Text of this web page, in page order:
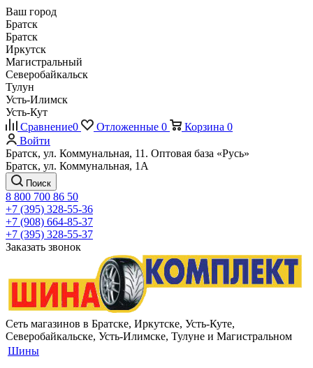
Ваш город
Братск
Братск
Иркутск
Магистральный
Северобайкальск
Тулун
Усть-Илимск
Усть-Кут
Сравнение0 Отложенные 0 Корзина 0
Войти
Братск, ул. Коммунальная, 11. Оптовая база «Русь»
Братск, ул. Коммунальная, 1А
Поиск
8 800 700 86 50
+7 (395) 328-55-36
+7 (908) 664-85-37
+7 (395) 328-55-37
Заказать звонок
Сеть магазинов в Братске, Иркутске, Усть-Куте,
Северобайкальске, Усть-Илимске, Тулуне и Магистральном
Шины